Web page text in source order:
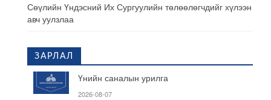
Сөүлийн Үндэсний Их Сургуулийн төлөөлөгчдийг хүлээн
авч уулзлаа
ЗАРЛАЛ
Үнийн саналын урилга
2026-08-07